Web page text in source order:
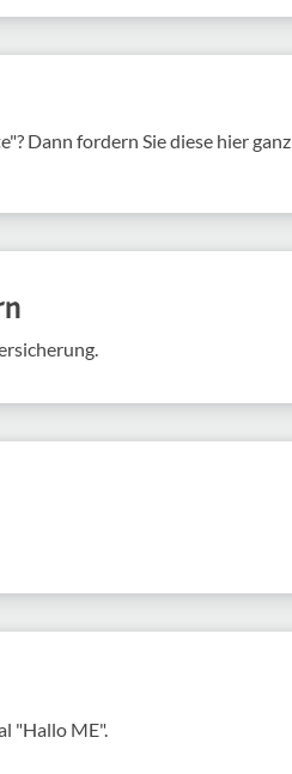
Dann fordern Sie diese hier ganz
"Hallo ME".